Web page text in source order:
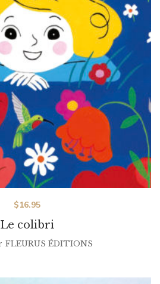
Le colibri
$16.95
FLEURUS ÉDITIONS